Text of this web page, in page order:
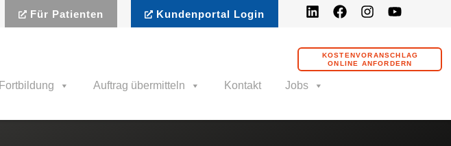
Für Patienten Kundenportal Login
Fortbildung Auftrag übermitteln Kontakt Jobs
KOSTENVORANSCHLAG
ONLINE ANFORDERN